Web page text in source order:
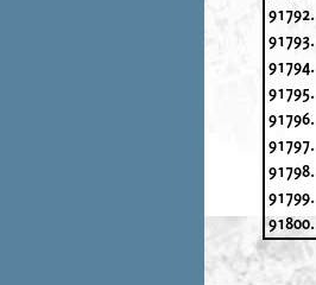
91792.
91793.
91794.
91795.
91796.
91797.
91798.
91799.
91800.